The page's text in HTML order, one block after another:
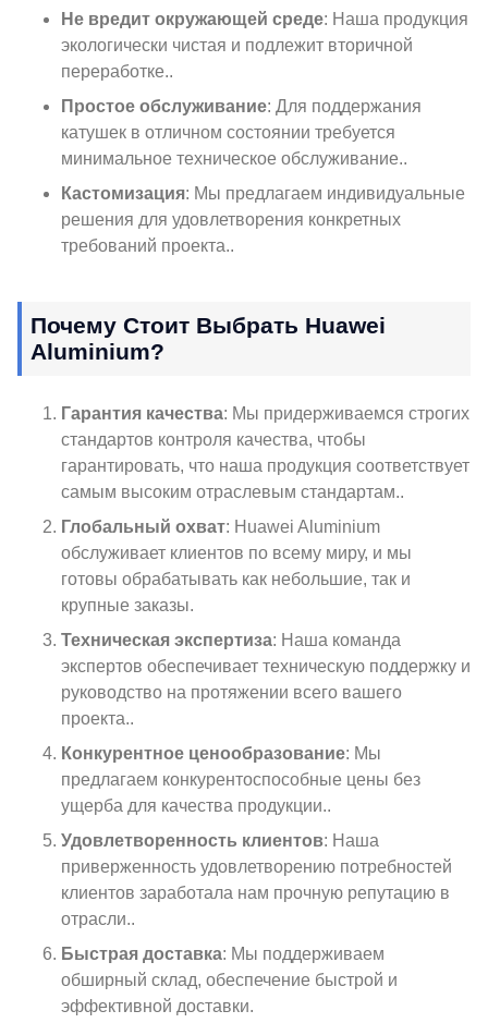
Не вредит окружающей среде: Наша продукция
экологически чистая и подлежит вторичной
переработке..
Простое обслуживание: Для поддержания
катушек в отличном состоянии требуется
минимальное техническое обслуживание..
Кастомизация: Мы предлагаем индивидуальные
решения для удовлетворения конкретных
требований проекта..
Почему Стоит Выбрать Huawei
Aluminium?
Гарантия качества: Мы придерживаемся строгих
стандартов контроля качества, чтобы
гарантировать, что наша продукция соответствует
самым высоким отраслевым стандартам..
Глобальный охват: Huawei Aluminium
обслуживает клиентов по всему миру, и мы
готовы обрабатывать как небольшие, так и
крупные заказы.
Техническая экспертиза: Наша команда
экспертов обеспечивает техническую поддержку и
руководство на протяжении всего вашего
проекта..
Конкурентное ценообразование: Мы
предлагаем конкурентоспособные цены без
ущерба для качества продукции..
Удовлетворенность клиентов: Наша
приверженность удовлетворению потребностей
клиентов заработала нам прочную репутацию в
отрасли..
Быстрая доставка: Мы поддерживаем
обширный склад, обеспечение быстрой и
эффективной доставки.